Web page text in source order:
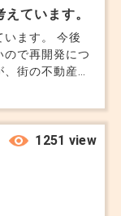
ています。
す。 今後
ので再開発につ
街の不動産会
えるのでしょう
を詳しく持って
が、実際のと
1251 view